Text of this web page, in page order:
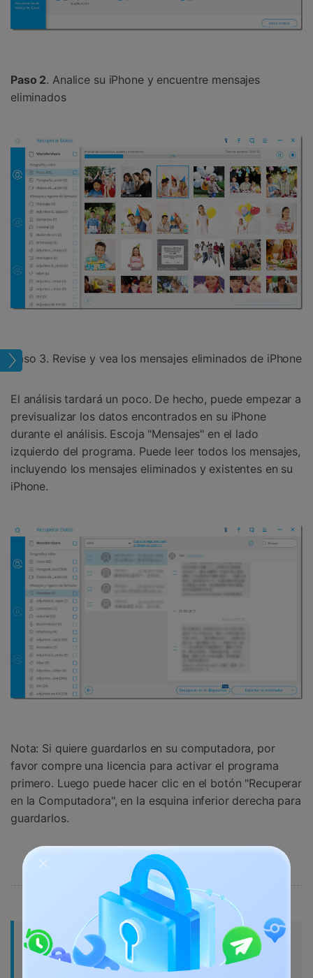
Paso 2. Analice su iPhone y encuentre mensajes
eliminados
Paso 3. Revise y vea los mensajes eliminados de iPhone
El análisis tardará un poco. De hecho, puede empezar a
previsualizar los datos encontrados en su iPhone
durante el análisis. Escoja "Mensajes" en el lado
izquierdo del programa. Puede leer todos los mensajes,
incluyendo los mensajes eliminados y existentes en su
iPhone.
Nota: Si quiere guardarlos en su computadora, por
favor compre una licencia para activar el programa
primero. Luego puede hacer clic en el botón "Recuperar
en la Computadora", en la esquina inferior derecha para
guardarlos.
Solución 2: Cómo leer mensajes de
texto desde iTunes backup